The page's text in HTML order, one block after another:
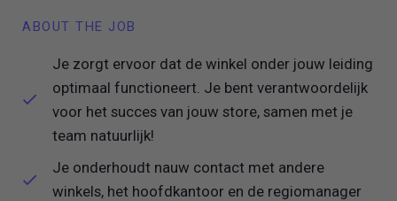
ABOUT THE JOB
Je zorgt ervoor dat de winkel onder jouw leiding
optimaal functioneert. Je bent verantwoordelijk
voor het succes van jouw store, samen met je
team natuurlijk!
Je onderhoudt nauw contact met andere
winkels, het hoofdkantoor en de regiomanager